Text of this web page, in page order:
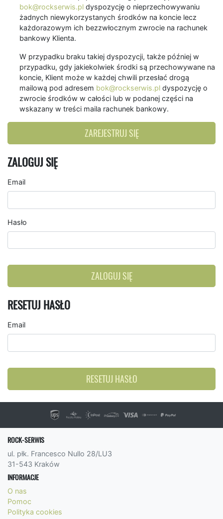
bok@rockserwis.pl dyspozycję o nieprzechowywaniu
żadnych niewykorzystanych środków na koncie lecz
każdorazowym ich bezzwłocznym zwrocie na rachunek
bankowy Klienta.
W przypadku braku takiej dyspozycji, także później w
przypadku, gdy jakiekolwiek środki są przechowywane na
koncie, Klient może w każdej chwili przesłać drogą
mailową pod adresem bok@rockserwis.pl dyspozycję o
zwrocie środków w całości lub w podanej części na
wskazany w treści maila rachunek bankowy.
ZAREJESTRUJ SIĘ
ZALOGUJ SIĘ
Email
Hasło
ZALOGUJ SIĘ
RESETUJ HASŁO
Email
RESETUJ HASŁO
ROCK-SERWIS
ul. płk. Francesco Nullo 28/LU3
31-543 Kraków
INFORMACJE
O nas
Pomoc
Polityka cookies